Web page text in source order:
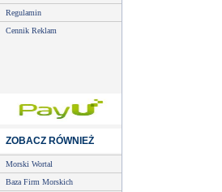
Regulamin
Cennik Reklam
ZOBACZ RÓWNIEŻ
Morski Wortal
Baza Firm Morskich